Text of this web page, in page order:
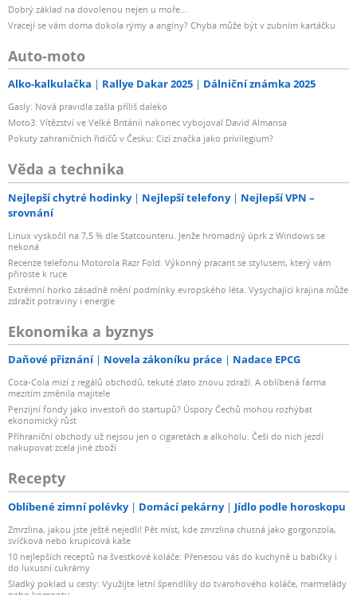
Dobrý základ na dovolenou nejen u moře...
Vracejí se vám doma dokola rýmy a angíny? Chyba může být v zubním kartáčku
Auto-moto
Alko-kalkulačka Rallye Dakar 2025 Dálniční známka 2025
Gasly: Nová pravidla zašla příliš daleko
Moto3: Vítězství ve Velké Británii nakonec vybojoval David Almansa
Pokuty zahraničních řidičů v Česku: Cizí značka jako privilegium?
Věda a technika
Nejlepší chytré hodinky Nejlepší telefony
Nejlepší VPN –
srovnání
Linux vyskočil na 7,5 % dle Statcounteru. Jenže hromadný úprk z Windows se
nekoná
Recenze telefonu Motorola Razr Fold. Výkonný pracant se stylusem, který vám
přiroste k ruce
Extrémní horko zásadně mění podmínky evropského léta. Vysychající krajina může
zdražit potraviny i energie
Ekonomika a byznys
Daňové přiznání Novela zákoníku práce Nadace EPCG
Coca-Cola mizí z regálů obchodů, tekuté zlato znovu zdraží. A oblíbená farma
mezitím změnila majitele
Penzijní fondy jako investoři do startupů? Úspory Čechů mohou rozhýbat
ekonomický růst
Příhraniční obchody už nejsou jen o cigaretách a alkoholu. Češi do nich jezdí
nakupovat zcela jiné zboží
Recepty
Oblíbené zimní polévky Domácí pekárny Jídlo podle horoskopu
Zmrzlina, jakou jste ještě nejedli! Pět míst, kde zmrzlina chutná jako gorgonzola,
svíčková nebo krupicová kaše
10 nejlepších receptů na švestkové koláče: Přenesou vás do kuchyně u babičky i
do luxusní cukrárny
Sladký poklad u cesty: Využijte letní špendlíky do tvarohového koláče, marmelády